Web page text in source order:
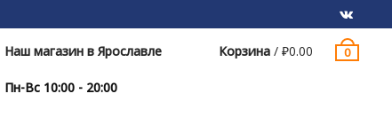
VK
Корзина / ₽0.00 0
Наш магазин в Ярославле
Пн-Вс 10:00 - 20:00